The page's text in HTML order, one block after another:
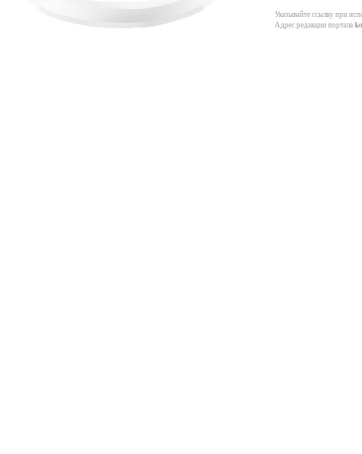
Указывайте ссылку при
Адрес редакции портала